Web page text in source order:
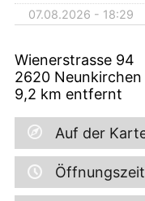
07.08.2026 - 18:29
Wienerstrasse 94
2620 Neunkirchen
9,2 km entfernt
Auf der